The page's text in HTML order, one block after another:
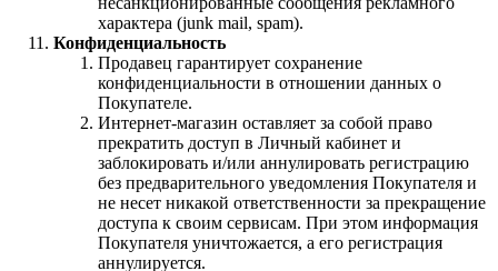
характера (junk mail, spam).
Конфиденциальность
Продавец гарантирует сохранение
конфиденциальности в отношении данных о
Покупателе.
Интернет-магазин оставляет за собой право
прекратить доступ в Личный кабинет и
заблокировать и/или аннулировать регистрацию
без предварительного уведомления Покупателя и
не несет никакой ответственности за прекращение
доступа к своим сервисам. При этом информация
Покупателя уничтожается, а его регистрация
аннулируется.